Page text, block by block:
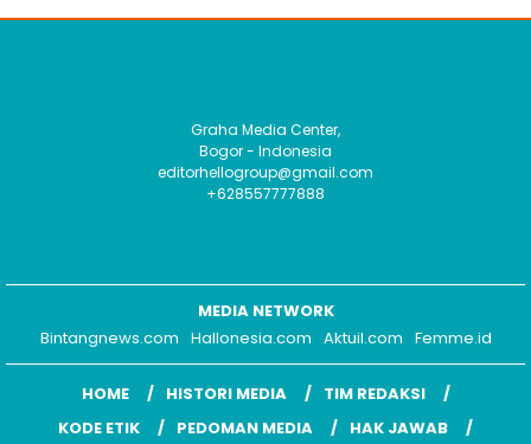
Graha Media Center,
Bogor - Indonesia
editorhellogroup@gmail.com
+628557777888
MEDIA NETWORK
Bintangnews.com Hallonesia.com Aktuil.com Femme.id
HOME HISTORI MEDIA
TIM REDAKSI
KODE ETIK
PEDOMAN MEDIA
HAK JAWAB